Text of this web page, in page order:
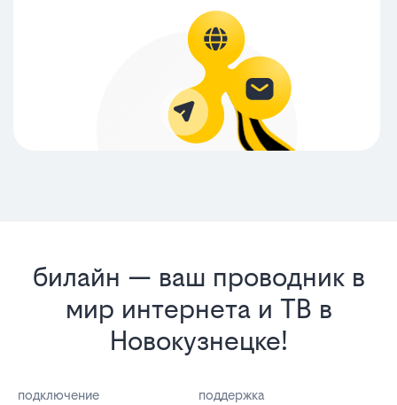
билайн — ваш проводник в
мир интернета и ТВ в
Новокузнецке!
подключение
поддержка